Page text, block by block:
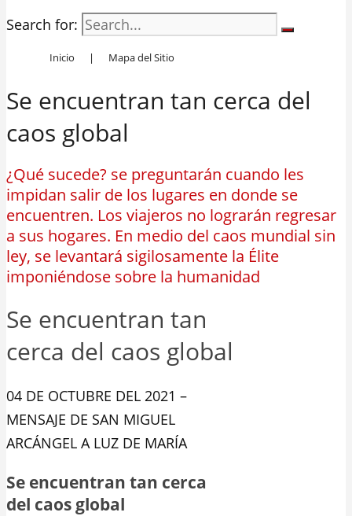
Search for:
Inicio | Mapa del Sitio
Se encuentran tan cerca del
caos global
¿Qué sucede? se preguntarán cuando les
impidan salir de los lugares en donde se
encuentren. Los viajeros no lograrán regresar
a sus hogares. En medio del caos mundial sin
ley, se levantará sigilosamente la Élite
imponiéndose sobre la humanidad
Se encuentran tan
cerca del caos global
04 DE OCTUBRE DEL 2021 –
MENSAJE DE SAN MIGUEL
ARCÁNGEL A LUZ DE MARÍA
Se encuentran tan cerca
del caos global